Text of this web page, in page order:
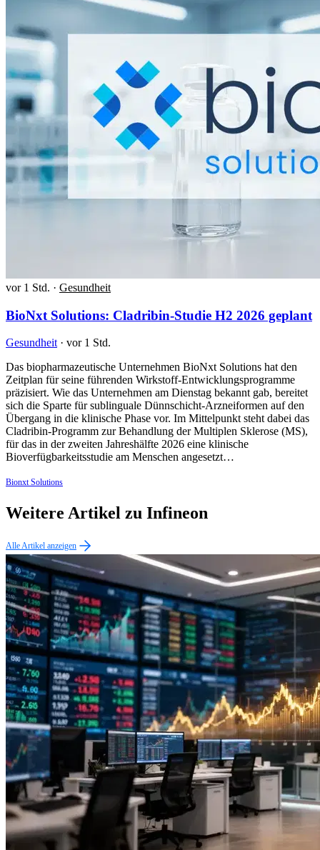
vor 1 Std. · Gesundheit
BioNxt Solutions: Cladribin-Studie H2 2026 geplant
Gesundheit · vor 1 Std.
Das biopharmazeutische Unternehmen BioNxt Solutions hat den
Zeitplan für seine führenden Wirkstoff-Entwicklungsprogramme
präzisiert. Wie das Unternehmen am Dienstag bekannt gab, bereitet
sich die Sparte für sublinguale Dünnschicht-Arzneiformen auf den
Übergang in die klinische Phase vor. Im Mittelpunkt steht dabei das
Cladribin-Programm zur Behandlung der Multiplen Sklerose (MS),
für das in der zweiten Jahreshälfte 2026 eine klinische
Bioverfügbarkeitsstudie am Menschen angesetzt…
Bionxt Solutions
Weitere Artikel zu Infineon
Alle Artikel anzeigen